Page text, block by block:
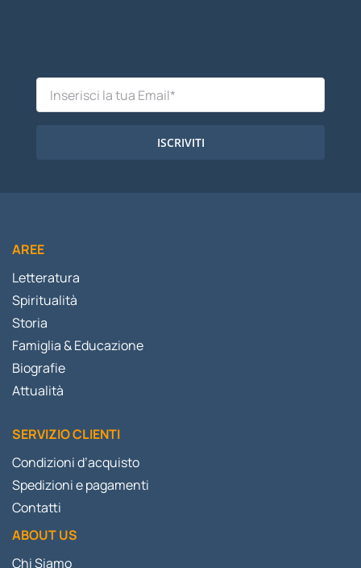
ISCRIVITI
AREE
Letteratura
Spiritualità
Storia
Famiglia & Educazione
Biografie
Attualità
SERVIZIO CLIENTI
Condizioni d’acquisto
Spedizioni e pagamenti
Contatti
ABOUT US
Chi Siamo